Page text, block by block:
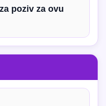
poziv za ovu